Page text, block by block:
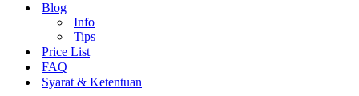
Blog
Info
Tips
Price List
FAQ
Syarat & Ketentuan